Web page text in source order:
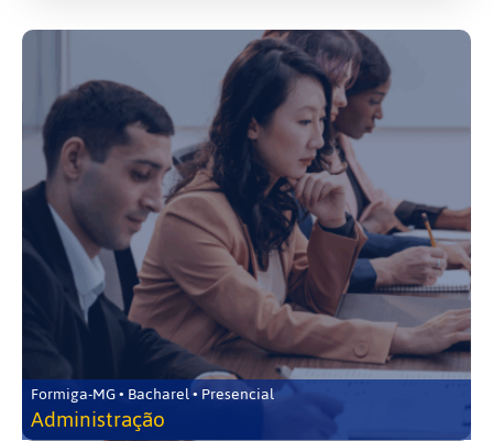
Formiga-MG • Bacharel • Presencial
Administração